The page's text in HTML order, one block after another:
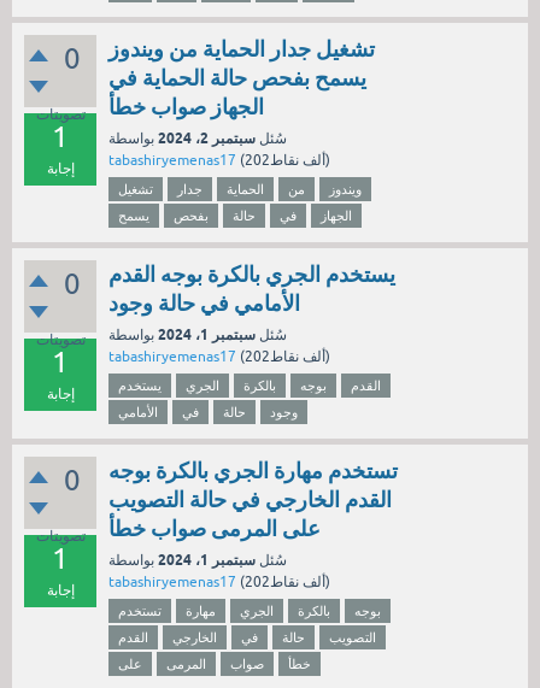
0
تصويتات
1
إجابة
تشغيل جدار الحماية من ويندوز
يسمح بفحص حالة الحماية في
الجهاز صواب خطأ
سُئل سبتمبر 2، 2024
بواسطة
tabashiryemenas17 ( 202ألف نقاط)
تشغيل جدار الحماية من
ويندوز
يسمح
بفحص حالة في الجهاز
0
تصويتات
1
إجابة
يستخدم الجري بالكرة بوجه القدم
الأمامي في حالة وجود
سُئل سبتمبر 1، 2024
بواسطة
tabashiryemenas17 ( 202ألف نقاط)
يستخدم الجري بالكرة بوجه
القدم
الأمامي
في حالة وجود
0
تصويتات
1
إجابة
تستخدم مهارة الجري بالكرة بوجه
القدم الخارجي في حالة التصويب
على المرمى صواب خطأ
سُئل سبتمبر 1، 2024
بواسطة
tabashiryemenas17 ( 202ألف نقاط)
تستخدم مهارة الجري بالكرة
بوجه
القدم
الخارجي في حالة
التصويب
على
المرمى صواب خطأ